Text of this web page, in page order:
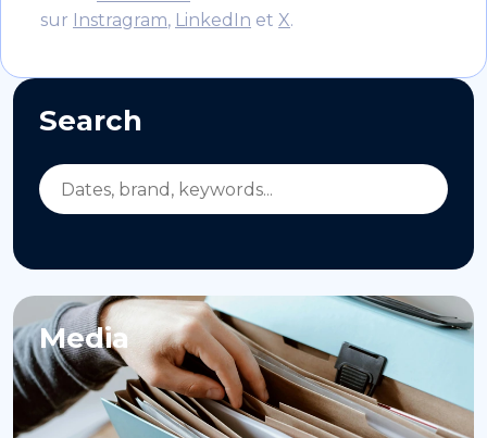
sur Instragram, LinkedIn et X.
Search
Media